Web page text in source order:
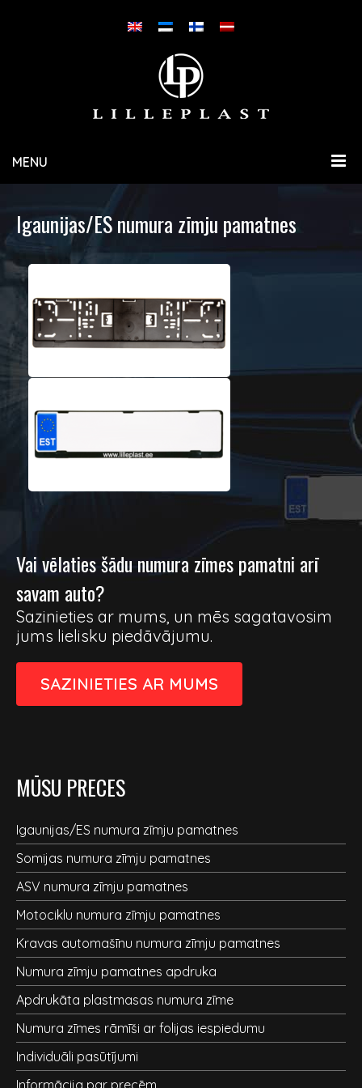
MENU
Igaunijas/ES numura zīmju pamatnes
Vai vēlaties šādu numura zīmes pamatni arī
savam auto?
Sazinieties ar mums, un mēs sagatavosim
jums lielisku piedāvājumu.
SAZINIETIES AR MUMS
MŪSU PRECES
Igaunijas/ES numura zīmju pamatnes
Somijas numura zīmju pamatnes
ASV numura zīmju pamatnes
Motociklu numura zīmju pamatnes
Kravas automašīnu numura zīmju pamatnes
Numura zīmju pamatnes apdruka
Apdrukāta plastmasas numura zīme
Numura zīmes rāmīši ar folijas iespiedumu
Individuāli pasūtījumi
Informācija par precēm